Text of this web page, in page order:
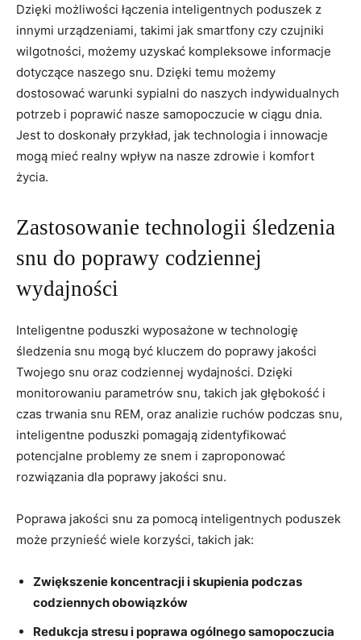
Dzięki ⁢możliwości‌ łączenia inteligentnych poduszek z
innymi urządzeniami, takimi jak smartfony czy czujniki ​
wilgotności, możemy uzyskać⁣ kompleksowe informacje
dotyczące naszego snu. Dzięki temu możemy⁣
dostosować warunki sypialni do ⁣naszych indywidualnych⁣
potrzeb i‍ poprawić ‍nasze samopoczucie w ciągu dnia.
Jest to‌ doskonały przykład, jak technologia i innowacje
mogą ⁢mieć realny wpływ na ⁤nasze zdrowie i komfort
życia.
Zastosowanie technologii śledzenia
snu do⁢ poprawy codziennej
wydajności
Inteligentne ‍poduszki⁤ wyposażone⁢ w technologię
⁤śledzenia ‌snu ⁢mogą być kluczem do‍ poprawy jakości
Twojego snu oraz codziennej wydajności. Dzięki
monitorowaniu ⁣parametrów snu, takich jak⁤ głębokość i
czas trwania snu REM, oraz analizie ruchów podczas snu,
inteligentne poduszki pomagają ⁣zidentyfikować
potencjalne‌ problemy ze snem ‍i zaproponować
rozwiązania dla poprawy jakości snu.
Poprawa jakości snu za pomocą ​inteligentnych poduszek
może⁤ przynieść wiele⁣ korzyści, takich jak:
Zwiększenie koncentracji ‍i skupienia podczas
⁣codziennych obowiązków
Redukcja ‌stresu ‌i‍ poprawa ogólnego samopoczucia